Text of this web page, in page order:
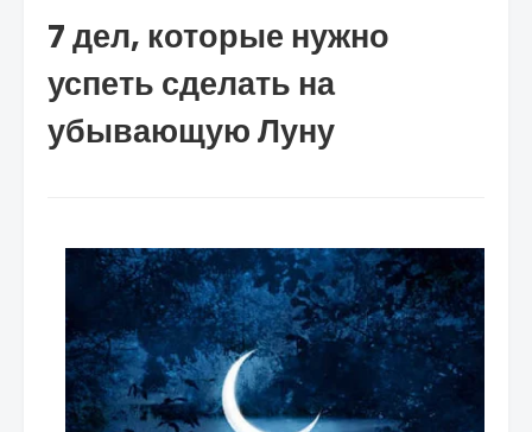
7 дел, которые нужно
успеть сделать на
убывающую Луну